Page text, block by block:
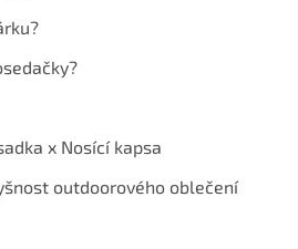
x Nosící kapsa
outdoorového oblečení